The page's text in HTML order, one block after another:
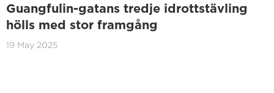
Guangfulin-gatans tredje idrottstävling
hölls med stor framgång
19 May 2025